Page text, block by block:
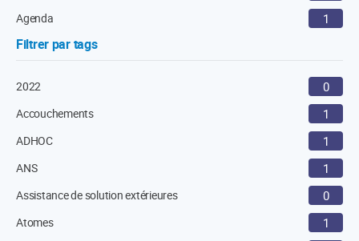
Agenda 1
Filtrer par tags
2022 0
Accouchements 1
ADHOC 1
ANS 1
Assistance de solution extérieures 0
Atomes 1